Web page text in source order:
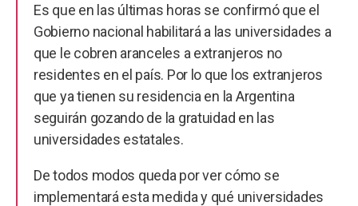
Es que en las últimas horas se confirmó que el
Gobierno nacional habilitará a las universidades a
que le cobren aranceles a extranjeros no
residentes en el país. Por lo que los extranjeros
que ya tienen su residencia en la Argentina
seguirán gozando de la gratuidad en las
universidades estatales.
De todos modos queda por ver cómo se
implementará esta medida y qué universidades